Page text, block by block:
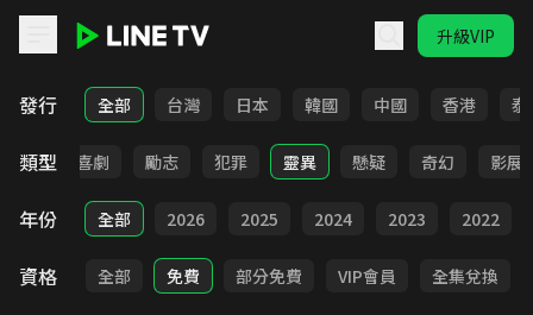
升級VIP
LINE TV - 電影
發行 全部 台灣 日本 韓國 中國 香港 泰
類型
歷史 喜劇 勵志 犯罪 靈異 懸疑 奇幻 影展
年份 全部 2026 2025 2024 2023 2022
資格 全部 免費 部分免費 VIP會員 全集兌換